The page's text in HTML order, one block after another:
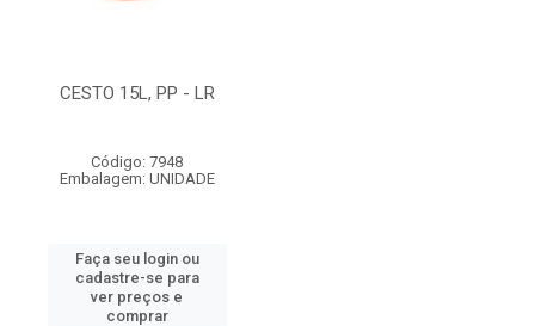
CESTO 15L, PP - LR
Código: 7948
Embalagem: UNIDADE
Faça seu login ou
cadastre-se para
ver preços e
comprar